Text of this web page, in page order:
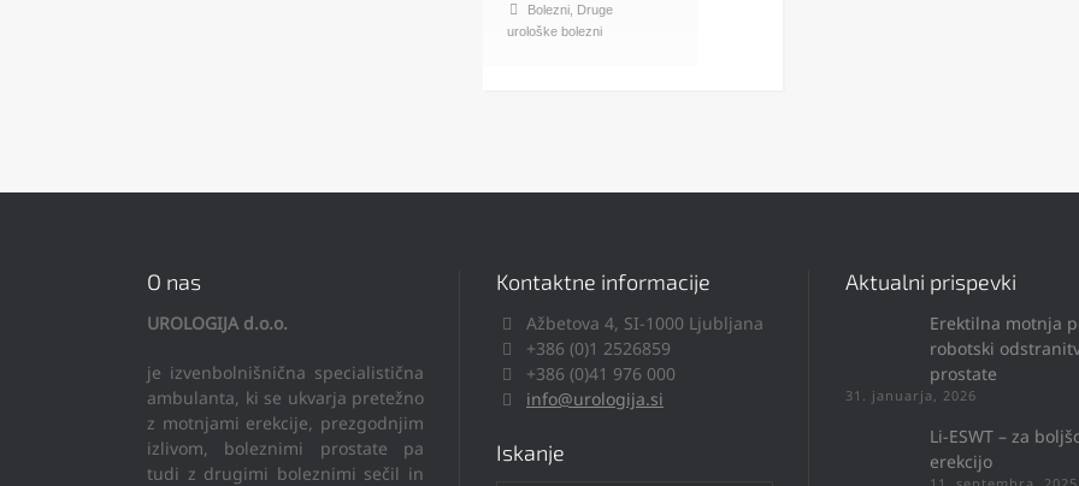
Bolezni, Druge
urološke bolezni
O nas
UROLOGIJA d.o.o.
je izvenbolnišnična specialistična
ambulanta, ki se ukvarja pretežno
z motnjami erekcije, prezgodnjim
izlivom, boleznimi prostate pa
tudi z drugimi boleznimi sečil in
Kontaktne informacije
Ažbetova 4, SI-1000 Ljubljana
+386 (0)1 2526859
+386 (0)41 976 000
info@urologija.si
Iskanje
Aktualni prispevki
Erektilna motnja
robotski
prostate
31. januarja, 2026
Li-ESWT – za
erekcijo